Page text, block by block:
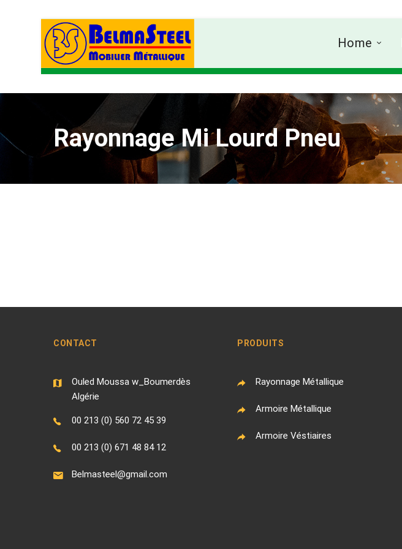
Home
Rayonnage Mi Lourd Pneu
CONTACT
Ouled Moussa w_Boumerdès
Algérie
00 213 (0) 560 72 45 39
00 213 (0) 671 48 84 12
Belmasteel@gmail.com
PRODUITS
Rayonnage Métallique
Armoire Métallique
Armoire Véstiaires